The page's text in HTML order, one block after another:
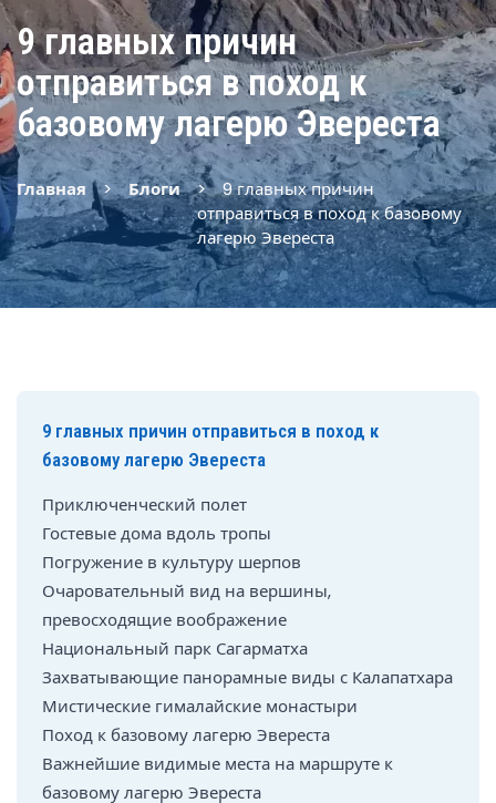
9 главных причин
отправиться в поход к
базовому лагерю Эвереста
Главная Блоги
9 главных причин
отправиться в поход к базовому
лагерю Эвереста
9 главных причин отправиться в поход к
базовому лагерю Эвереста
Приключенческий полет
Гостевые дома вдоль тропы
Погружение в культуру шерпов
Очаровательный вид на вершины,
превосходящие воображение
Национальный парк Сагарматха
Захватывающие панорамные виды с Калапатхара
Мистические гималайские монастыри
Поход к базовому лагерю Эвереста
Важнейшие видимые места на маршруте к
базовому лагерю Эвереста